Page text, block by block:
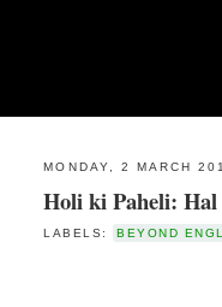
MONDAY, 2 MARCH
Holi ki Paheli:
LABELS: BEYOND